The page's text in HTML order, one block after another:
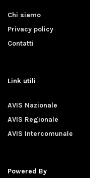
Chi siamo
Privacy policy
Contatti
Link utili
AVIS Nazionale
AVIS Regionale
AVIS Intercomunale
Powered By